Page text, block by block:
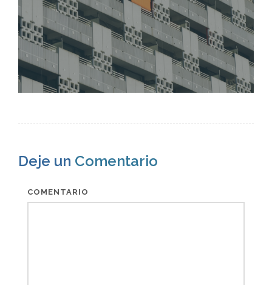
Deje un Comentario
COMENTARIO